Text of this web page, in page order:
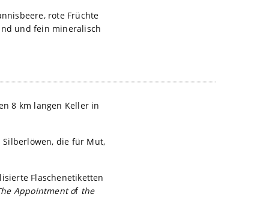
rote Früchte
und fein mineralisch
8 km langen Keller in
Silberlöwen, die für Mut,
Flaschenetiketten
Appointment of the